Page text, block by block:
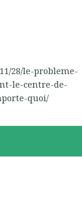
28/le-probleme-
le-centre-de-
quoi/